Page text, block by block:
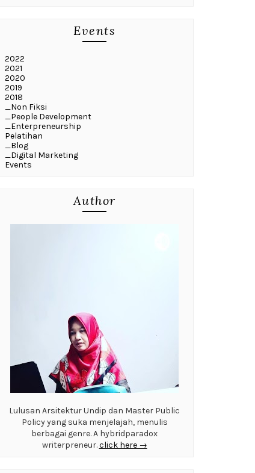
Events
2022
2021
2020
2019
2018
_Non Fiksi
_People Development
_Enterpreneurship
Pelatihan
_Blog
_Digital Marketing
Events
Author
Lulusan Arsitektur Undip dan Master Public
Policy yang suka menjelajah, menulis
berbagai genre. A hybridparadox
writerpreneur.click here →